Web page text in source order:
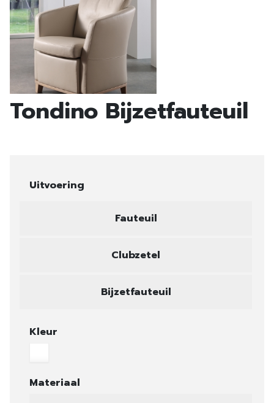
Tondino Bijzetfauteuil
Uitvoering
Fauteuil
Clubzetel
Bijzetfauteuil
Kleur
Materiaal